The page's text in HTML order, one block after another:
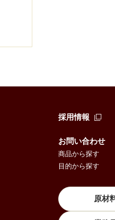
採用情報
お問い合わせ
商品から探す
目的から探す
原材